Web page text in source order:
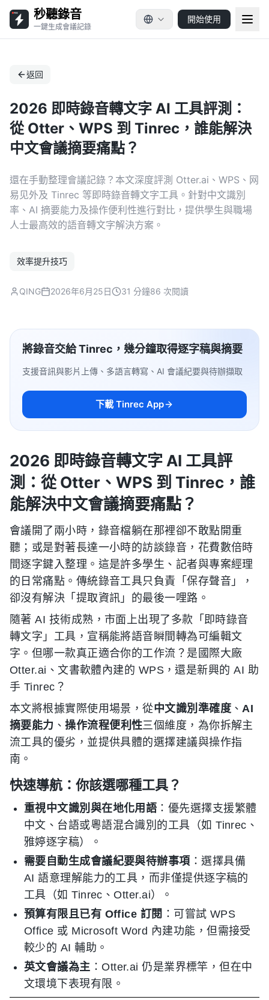
秒聽錄音
一鍵生成會議記錄
開始使用
返回
2026 即時錄音轉文字 AI 工具評測：
從 Otter、WPS 到 Tinrec，誰能解決
中文會議摘要痛點？
還在手動整理會議記錄？本文深度評測 Otter.ai、WPS、网
易见外及 Tinrec 等即時錄音轉文字工具。針對中文識別
率、AI 摘要能力及操作便利性進行對比，提供學生與職場
人士最高效的語音轉文字解決方案。
效率提升技巧
QING 2026年6月25日 31 分鐘86 次閱讀
將錄音交給 Tinrec，幾分鐘取得逐字稿與摘要
支援音訊與影片上傳、多語言轉寫、AI 會議紀要與待辦擷取
下載 Tinrec App
2026 即時錄音轉文字 AI 工具評
測：從 Otter、WPS 到 Tinrec，誰
能解決中文會議摘要痛點？
會議開了兩小時，錄音檔躺在那裡卻不敢點開重
聽；或是對著長達一小時的訪談錄音，花費數倍時
間逐字鍵入整理。這是許多學生、記者與專案經理
的日常痛點。傳統錄音工具只負責「保存聲音」，
卻沒有解決「提取資訊」的最後一哩路。
隨著 AI 技術成熟，市面上出現了多款「即時錄音
轉文字」工具，宣稱能將語音瞬間轉為可編輯文
字。但哪一款真正適合你的工作流？是國際大廠
Otter.ai、文書軟體內建的 WPS，還是新興的 AI 助
手 Tinrec？
本文將根據實際使用場景，從中文識別準確度 、AI
摘要能力 、操作流程便利性三個維度，為你拆解主
流工具的優劣，並提供具體的選擇建議與操作指
南。
快速導航：你該選哪種工具？
重視中文識別與在地化用語 ：優先選擇支援繁體
中文、台語或粵語混合識別的工具（如 Tinrec、
雅婷逐字稿）。
需要自動生成會議紀要與待辦事項 ：選擇具備
AI 語意理解能力的工具，而非僅提供逐字稿的
工具（如 Tinrec、Otter.ai）。
預算有限且已有 Office 訂閱 ：可嘗試 WPS
Office 或 Microsoft Word 內建功能，但需接受
較少的 AI 輔助。
英文會議為主 ：Otter.ai 仍是業界標竿，但在中
文環境下表現有限。